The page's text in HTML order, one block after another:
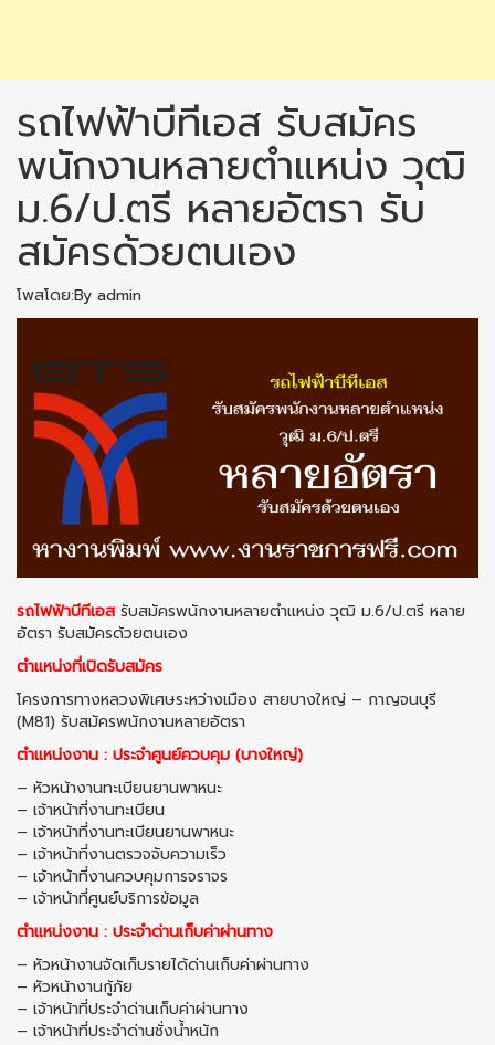
รถไฟฟ้าบีทีเอส รับสมัคร
พนักงานหลายตำแหน่ง วุฒิ
ม.6/ป.ตรี หลายอัตรา รับ
สมัครด้วยตนเอง
โพสโดย:By admin
รถไฟฟ้าบีทีเอสรับสมัครพนักงานหลายตำแหน่ง วุฒิ ม.6/ป.ตรี หลาย
อัตรา รับสมัครด้วยตนเอง
ตำแหน่งที่เปิดรับสมัคร
โครงการทางหลวงพิเศษระหว่างเมือง สายบางใหญ่ – กาญจนบุรี
(M81) รับสมัครพนักงานหลายอัตรา
ตำแหน่งงาน : ประจำศูนย์ควบคุม (บางใหญ่)
– หัวหน้างานทะเบียนยานพาหนะ
– เจ้าหน้าที่งานทะเบียน
– เจ้าหน้าที่งานทะเบียนยานพาหนะ
– เจ้าหน้าที่งานตรวจจับความเร็ว
– เจ้าหน้าที่งานควบคุมการจราจร
– เจ้าหน้าที่ศูนย์บริการข้อมูล
ตำแหน่งงาน : ประจำด่านเก็บค่าผ่านทาง
– หัวหน้างานจัดเก็บรายได้ด่านเก็บค่าผ่านทาง
– หัวหน้างานกู้ภัย
– เจ้าหน้าที่ประจำด่านเก็บค่าผ่านทาง
– เจ้าหน้าที่ประจำด่านชั่งน้ำหนัก